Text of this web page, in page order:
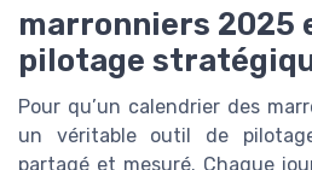
marronniers 2025
pilotage
Pour qu’un calendrier des
un véritable outil de
partagé et mesuré. Chaque